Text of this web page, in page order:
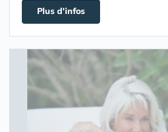
Plus d'infos